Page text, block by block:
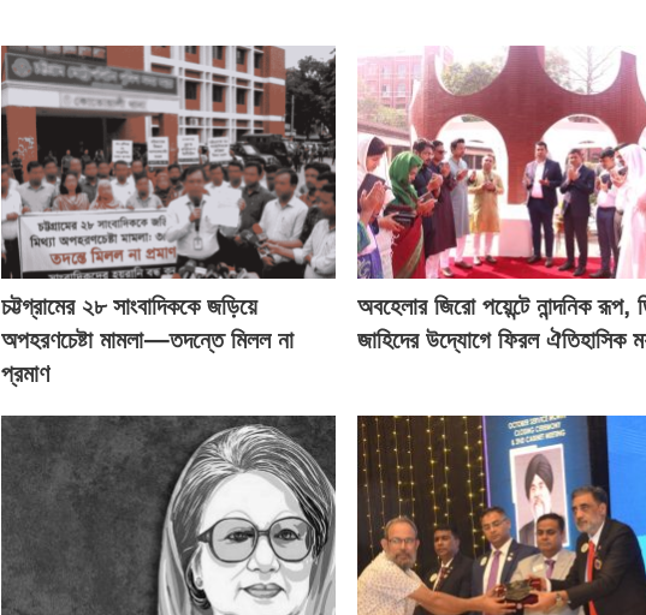
চট্টগ্রামের ২৮ সাংবাদিককে জড়িয়ে
অপহরণচেষ্টা মামলা—তদন্তে মিলল না
প্রমাণ
অবহেলার জিরো পয়েন্টে নান্দনিক রূপ,
জাহিদের উদ্যোগে ফিরল ঐতিহাসিক